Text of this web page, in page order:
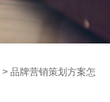
> 品牌营销策划方案怎